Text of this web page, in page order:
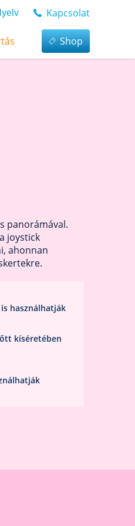
Kapcsolat
Shop
panorámával.
joystick
ahonnan
használhatják
kíséretében